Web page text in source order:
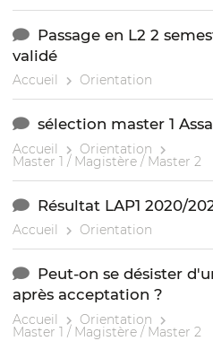
Passage en L2 2
validé
Accueil Orientation
sélection master 1
Accueil Orientation
Master 1 / Magistère / Master 2
Résultat LAP1 2020/
Accueil Orientation
Peut-on se désister
après acceptation ?
Accueil Orientation
Master 1 / Magistère / Master 2